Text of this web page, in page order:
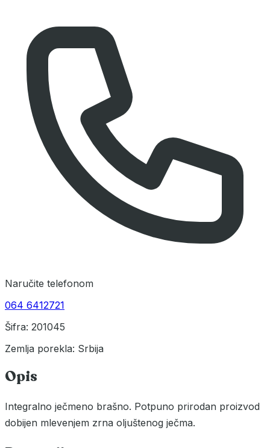
Naručite telefonom
064 6412721
Šifra: 201045
Zemlja porekla: Srbija
Opis
Integralno ječmeno brašno. Potpuno prirodan proizvod
dobijen mlevenjem zrna oljuštenog ječma.